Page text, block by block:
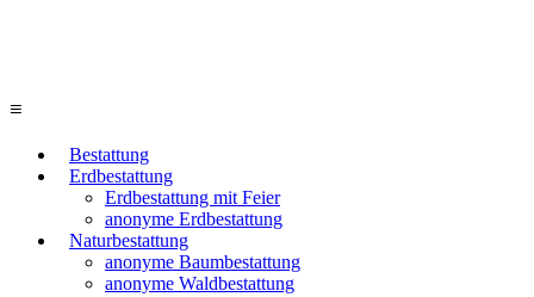
≡
Bestattung
Erdbestattung
Erdbestattung mit Feier
anonyme Erdbestattung
Naturbestattung
anonyme Baumbestattung
anonyme Waldbestattung